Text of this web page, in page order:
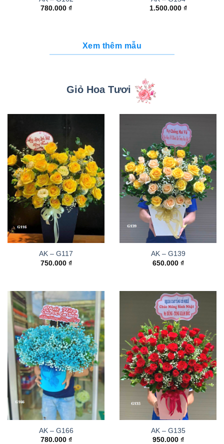
780.000 ₫
1.500.000 ₫
Xem thêm mẫu
Giỏ Hoa Tươi
AK – G117
750.000 ₫
AK – G139
650.000 ₫
AK – G166
780.000 ₫
AK – G135
950.000 ₫